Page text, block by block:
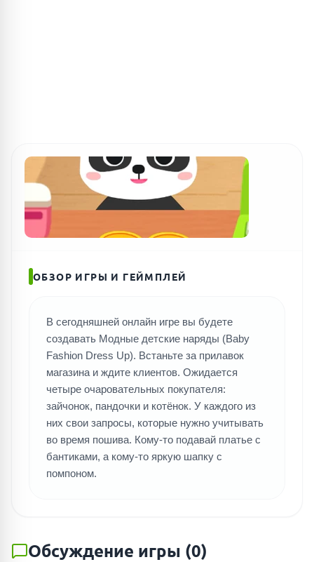
ОБЗОР ИГРЫ И ГЕЙМПЛЕЙ
В сегодняшней онлайн игре вы будете
создавать Модные детские наряды (Baby
Fashion Dress Up). Встаньте за прилавок
магазина и ждите клиентов. Ожидается
четыре очаровательных покупателя:
зайчонок, пандочки и котёнок. У каждого из
них свои запросы, которые нужно учитывать
во время пошива. Кому-то подавай платье с
бантиками, а кому-то яркую шапку с
помпоном.
Обсуждение игры (0)